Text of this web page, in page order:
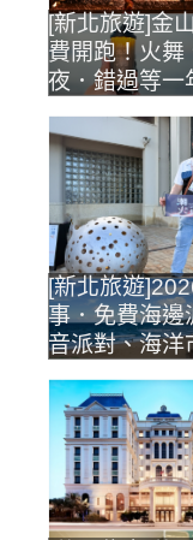
[新北旅遊]金
費開跑！火舞
夜．錯過等一
[新北旅遊
事．免費海邊
音派對、海洋